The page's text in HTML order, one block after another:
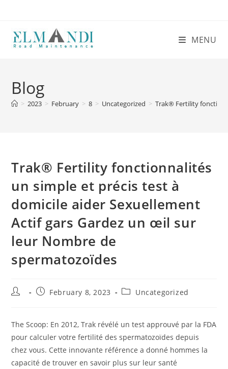
MENU
Blog
> 2023 > February > 8 > Uncategorized > Trak® Fertility
Trak® Fertility fonctionnalités
un simple et précis test à
domicile aider Sexuellement
Actif gars Gardez un œil sur
leur Nombre de
spermatozoïdes
February 8, 2023 Uncategorized
The Scoop: En 2012, Trak révélé un test approuvé par la FDA
pour calculer votre fertilité des spermatozoïdes depuis
chez vous. Cette innovante référence a donné hommes la
capacité de trouver en savoir plus sur leur santé